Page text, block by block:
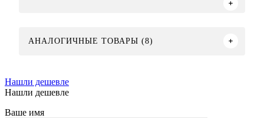
АНАЛОГИЧНЫЕ ТОВАРЫ (8)
Нашли дешевле
Нашли дешевле
Ваше имя